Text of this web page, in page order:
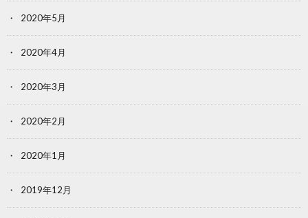
2020年5月
2020年4月
2020年3月
2020年2月
2020年1月
2019年12月